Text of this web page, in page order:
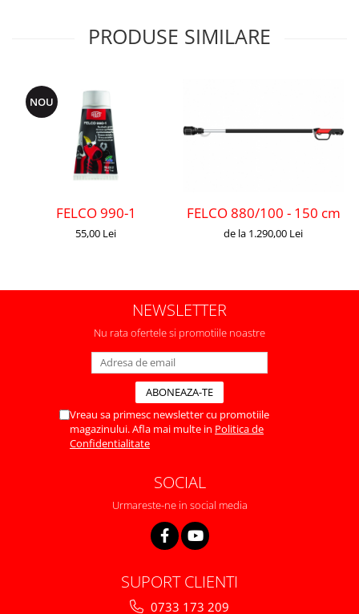
PRODUSE SIMILARE
NOU
FELCO 990-1
55,00 Lei
FELCO 880/100 - 150 cm -
de la 1.290,00 Lei
NEWSLETTER
Nu rata ofertele si promotiile noastre
Vreau sa primesc newsletter cu promotiile
magazinului. Afla mai multe in Politica de
Confidentialitate
SOCIAL
Urmareste-ne in social media
SUPORT CLIENTI
0733 173 209